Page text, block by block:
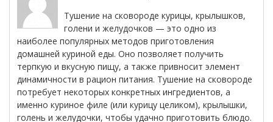
Тушение на сковороде курицы, крылышков,
голени и желудочков — это одно из
наиболее популярных методов приготовления
домашней куриной еды. Оно позволяет получить
терпкую и вкусную пищу, а также привносит элемент
динамичности в рацион питания. Тушение на сковороде
потребует некоторых конкретных ингредиентов, а
именно куриное филе (или курицу целиком), крылышки,
голень и желудочки, чтобы удачно приготовить блюдо.